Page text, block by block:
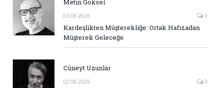
03.08.2026 0
Kardeşlikten Müşterekliğe: Ortak Hafızadan
Müşterek Geleceğe
Cüneyt Uzunlar
02.08.2026 0